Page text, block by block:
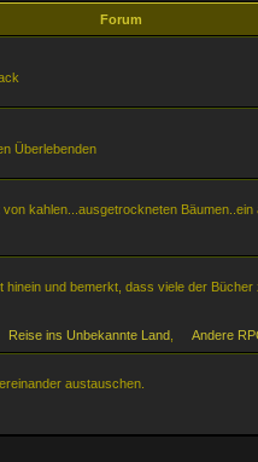
Forum
Überlebenden
kahlen...ausgetrockneten
hinein und bemerkt, dass viele der
Reise ins Unbekannte Land Andere
austauschen.